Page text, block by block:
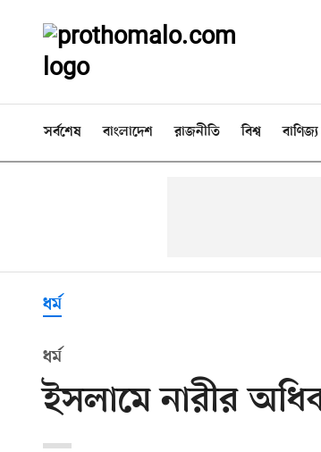
সর্বশেষ বাংলাদেশ রাজনীতি বিশ্ব বাণিজ্য
ধর্ম
ধর্ম
ইসলামে নারীর